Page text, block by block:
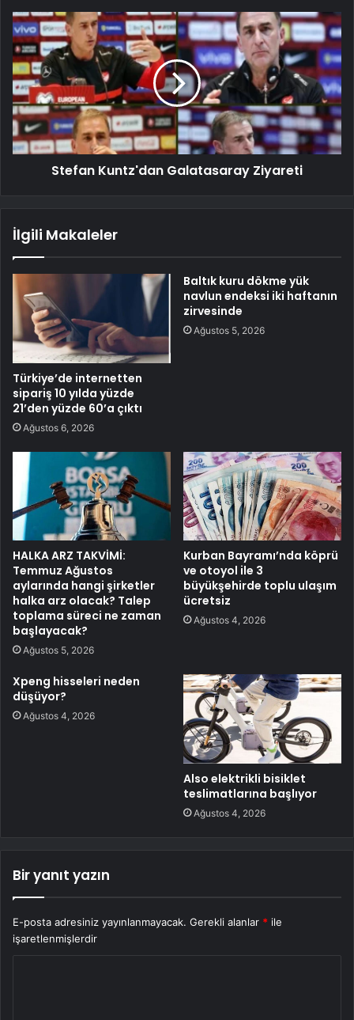
Stefan Kuntz'dan Galatasaray Ziyareti
İlgili Makaleler
Türkiye’de internetten
sipariş 10 yılda yüzde
21’den yüzde 60’a çıktı
Ağustos 6, 2026
Baltık kuru dökme yük
navlun endeksi iki haftanın
zirvesinde
Ağustos 5, 2026
HALKA ARZ TAKVİMİ:
Temmuz Ağustos
aylarında hangi şirketler
halka arz olacak? Talep
toplama süreci ne zaman
başlayacak?
Ağustos 5, 2026
Kurban Bayramı’nda köprü
ve otoyol ile 3
büyükşehirde toplu ulaşım
ücretsiz
Ağustos 4, 2026
Xpeng hisseleri neden
düşüyor?
Ağustos 4, 2026
Also elektrikli bisiklet
teslimatlarına başlıyor
Ağustos 4, 2026
Bir yanıt yazın
E-posta adresiniz yayınlanmayacak. Gerekli alanlar * ile
işaretlenmişlerdir